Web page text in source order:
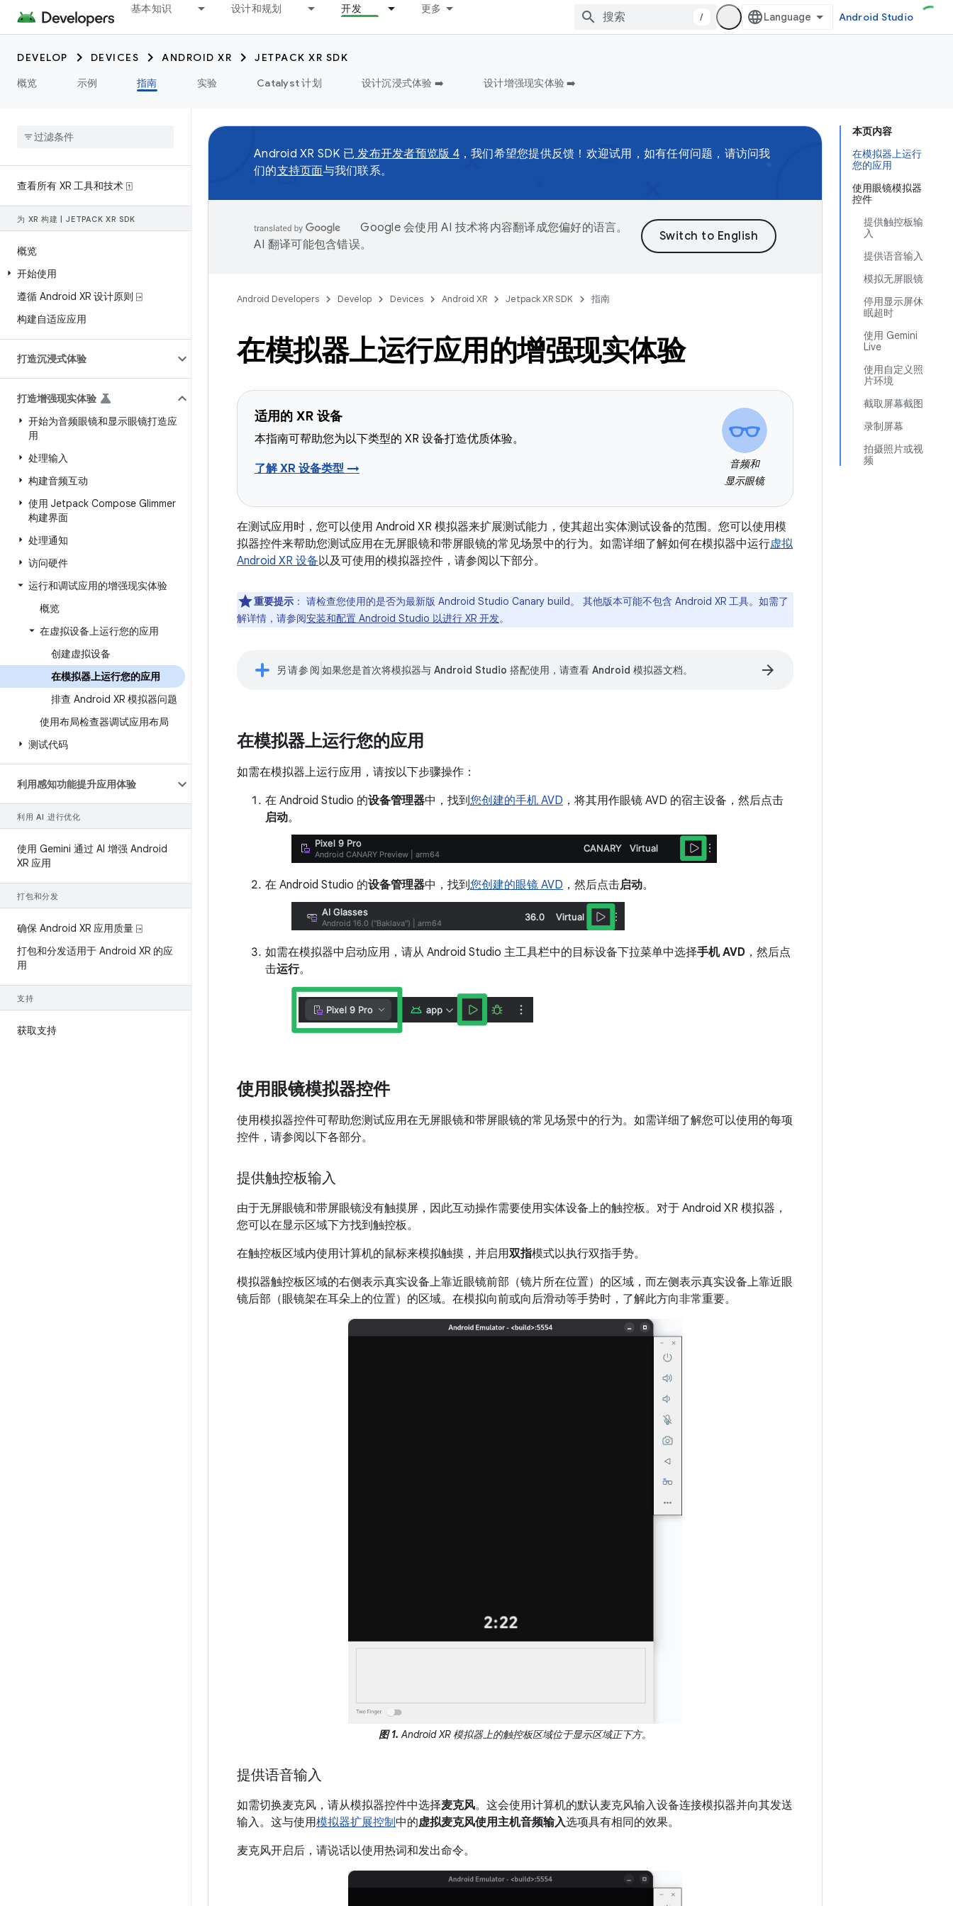
基本知识 设计和规划 开发 更多
/ Android Studio
DEVELOP DEVICES ANDROID XR
JETPACK XR SDK
概览
示例 指南 实验 Catalyst 计划 设计沉浸式体验 ➡️ 设计增强现实体验 ➡️
查看所有 XR 工具和技术 ⍐
为 XR 构建 JETPACK XR SDK
概览
开始使用
遵循 Android XR 设计原则 ⍈
构建自适应应用
打造沉浸式体验
打造增强现实体验
开始为音频眼镜和显示眼镜打造应
用
处理输入
构建音频互动
使用 Jetpack Compose Glimmer
构建界面
处理通知
访问硬件
运行和调试应用的增强现实体验
概览
在虚拟设备上运行您的应用
创建虚拟设备
在模拟器上运行您的应用
排查 Android XR 模拟器问题
使用布局检查器调试应用布局
测试代码
利用感知功能提升应用体验
利用 AI 进行优化
使用 Gemini 通过 AI 增强 Android
XR 应用
打包和分发
确保 Android XR 应用质量 ⍈
打包和分发适用于 Android XR 的应
用
支持
获取支持
本页内容
在模拟器上运行
您的应用
使用眼镜模拟器
控件
提供触控板输
入
提供语音输入
模拟无屏眼镜
停用显示屏休
眠超时
使用 Gemini
Live
使用自定义照
片环境
截取屏幕截图
录制屏幕
拍摄照片或视
频
Android XR SDK 已 发布开发者预览版 4，我们希望您提供反馈！欢迎试用，如有任何问题，请访问我
们的支持页面与我们联系。
Google 会使用 AI 技术将内容翻译成您偏好的语言。
AI 翻译可能包含错误。
Android Developers Develop Devices Android XR Jetpack XR SDK 指南
在模拟器上运行应用的增强现实体验
适用的 XR 设备
本指南可帮助您为以下类型的 XR 设备打造优质体验。
了解 XR 设备类型 →
音频和
显示眼镜
在测试应用时，您可以使用 Android XR 模拟器来扩展测试能力，使其超出实体测试设备的范围。您可以使用模
拟器控件来帮助您测试应用在无屏眼镜和带屏眼镜的常见场景中的行为。如需详细了解如何在模拟器中运行虚拟
Android XR 设备以及可使用的模拟器控件，请参阅以下部分。
重要提示 ： 请检查您使用的是否为最新版 Android Studio Canary build。 其他版本可能不包含 Android XR 工具。如需了
解详情，请参阅安装和配置 Android Studio 以进行 XR 开发。
另请参阅 如果您是首次将模拟器与 Android Studio 搭配使用，请查看 Android 模拟器文档。 arrow_forward
在模拟器上运行您的应用
如需在模拟器上运行应用，请按以下步骤操作：
在 Android Studio 的设备管理器中，找到您创建的手机 AVD ，将其用作眼镜 AVD 的宿主设备，然后点击
启动。
在 Android Studio 的设备管理器中，找到您创建的眼镜 AVD ，然后点击启动。
如需在模拟器中启动应用，请从 Android Studio 主工具栏中的目标设备下拉菜单中选择手机 AVD ，然后点
击运行。
使用眼镜模拟器控件
使用模拟器控件可帮助您测试应用在无屏眼镜和带屏眼镜的常见场景中的行为。如需详细了解您可以使用的每项
控件，请参阅以下各部分。
提供触控板输入
由于无屏眼镜和带屏眼镜没有触摸屏，因此互动操作需要使用实体设备上的触控板。对于 Android XR 模拟器，
您可以在显示区域下方找到触控板。
在触控板区域内使用计算机的鼠标来模拟触摸，并启用双指模式以执行双指手势。
模拟器触控板区域的右侧表示真实设备上靠近眼镜前部（镜片所在位置）的区域，而左侧表示真实设备上靠近眼
镜后部（眼镜架在耳朵上的位置）的区域。在模拟向前或向后滑动等手势时，了解此方向非常重要。
图 1. Android XR 模拟器上的触控板区域位于显示区域正下方。
提供语音输入
如需切换麦克风，请从模拟器控件中选择麦克风。这会使用计算机的默认麦克风输入设备连接模拟器并向其发送
输入。这与使用模拟器扩展控制中的虚拟麦克风使用主机音频输入选项具有相同的效果。
麦克风开启后，请说话以使用热词和发出命令。